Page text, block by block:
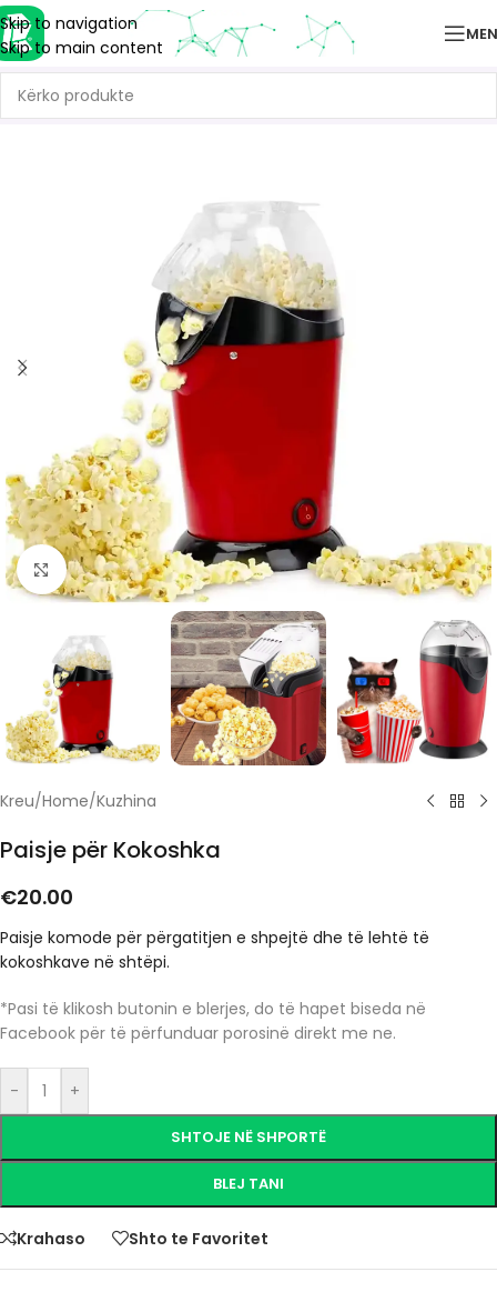
Skip to navigation
Skip to main content
Click to enlarge
Kreu/Home/Kuzhina
Paisje për Kokoshka
€20.00
Paisje komode për përgatitjen e shpejtë dhe të lehtë të
kokoshkave në shtëpi.
*Pasi të klikosh butonin e blerjes, do të hapet biseda në
Facebook për të përfunduar porosinë direkt me ne.
- +
SHTOJE NË SHPORTË
BLEJ TANI
Krahaso Shto te Favoritet